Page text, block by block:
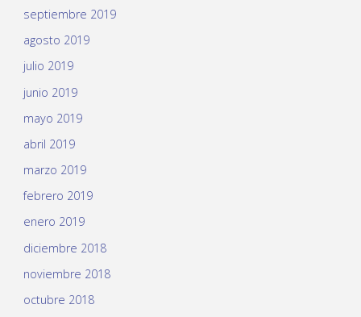
septiembre 2019
agosto 2019
julio 2019
junio 2019
mayo 2019
abril 2019
marzo 2019
febrero 2019
enero 2019
diciembre 2018
noviembre 2018
octubre 2018